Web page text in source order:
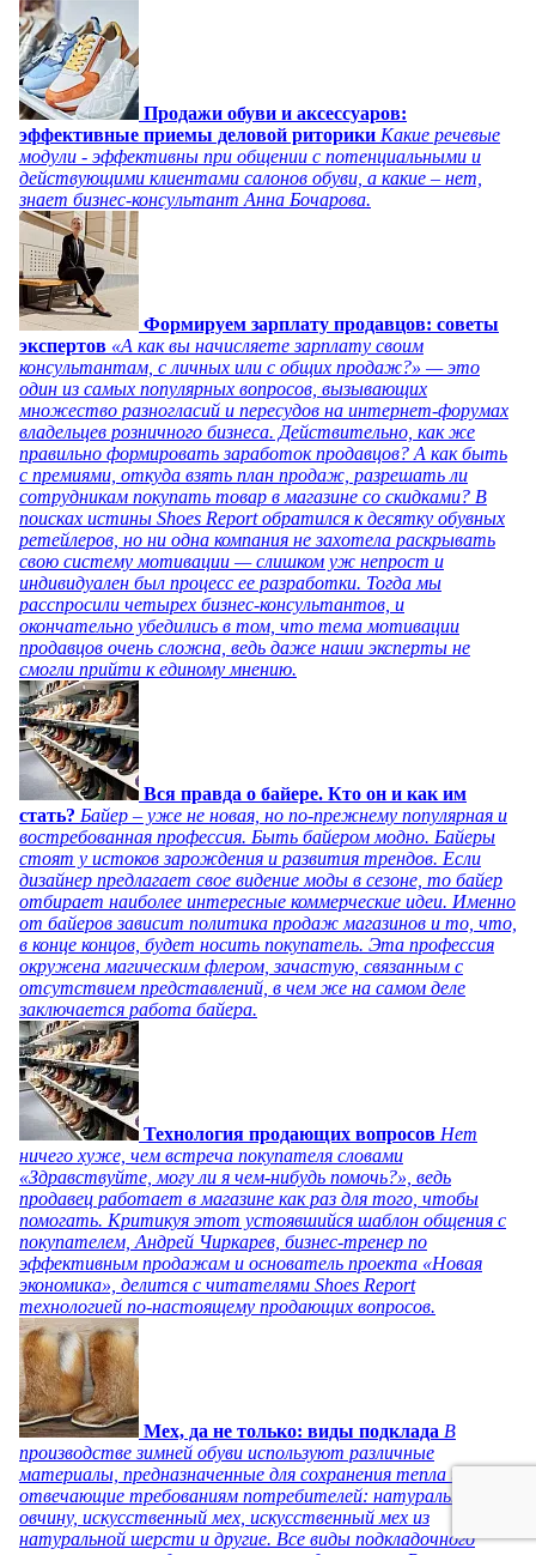
Продажи обуви и аксессуаров:
эффективные приемы деловой риторики Какие речевые
модули - эффективны при общении с потенциальными и
действующими клиентами салонов обуви, а какие – нет,
знает бизнес-консультант Анна Бочарова.
Формируем зарплату продавцов: советы
экспертов «А как вы начисляете зарплату своим
консультантам, с личных или с общих продаж?» — это
один из самых популярных вопросов, вызывающих
множество разногласий и пересудов на интернет-форумах
владельцев розничного бизнеса. Действительно, как же
правильно формировать заработок продавцов? А как быть
с премиями, откуда взять план продаж, разрешать ли
сотрудникам покупать товар в магазине со скидками? В
поисках истины Shoes Report обратился к десятку обувных
ретейлеров, но ни одна компания не захотела раскрывать
свою систему мотивации — слишком уж непрост и
индивидуален был процесс ее разработки. Тогда мы
расспросили четырех бизнес-консультантов, и
окончательно убедились в том, что тема мотивации
продавцов очень сложна, ведь даже наши эксперты не
смогли прийти к единому мнению.
Вся правда о байере. Кто он и как им
стать? Байер – уже не новая, но по-прежнему популярная и
востребованная профессия. Быть байером модно. Байеры
стоят у истоков зарождения и развития трендов. Если
дизайнер предлагает свое видение моды в сезоне, то байер
отбирает наиболее интересные коммерческие идеи. Именно
от байеров зависит политика продаж магазинов и то, что,
в конце концов, будет носить покупатель. Эта профессия
окружена магическим флером, зачастую, связанным с
отсутствием представлений, в чем же на самом деле
заключается работа байера.
Технология продающих вопросов Нет
ничего хуже, чем встреча покупателя словами
«Здравствуйте, могу ли я чем-нибудь помочь?», ведь
продавец работает в магазине как раз для того, чтобы
помогать. Критикуя этот устоявшийся шаблон общения с
покупателем, Андрей Чиркарев, бизнес-тренер по
эффективным продажам и основатель проекта «Новая
экономика», делится с читателями Shoes Report
технологией по-настоящему продающих вопросов.
Мех, да не только: виды подклада В
производстве зимней обуви используют различные
материалы, предназначенные для сохранения тепла и
отвечающие требованиям потребителей: натуральную
овчину, искусственный мех, искусственный мех из
натуральной шерсти и другие. Все виды подкладочного